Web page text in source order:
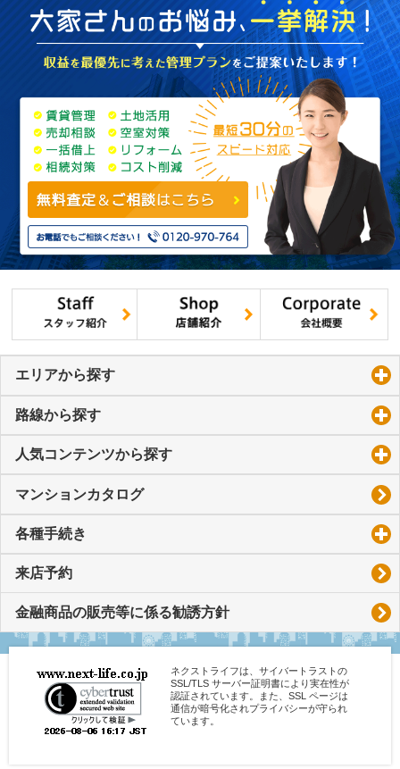
エリアから探す
路線から探す
人気コンテンツから探す
マンションカタログ
各種手続き
来店予約
金融商品の販売等に係る勧誘方針
ネクストライフは、サイバートラストの
SSL/TLS サーバー証明書により実在性が
認証されています。また、SSL ページは
通信が暗号化されプライバシーが守られ
ています。